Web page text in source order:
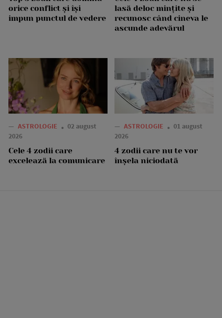
orice conflict și își
impun punctul de vedere
lasă deloc mințite și
recunosc când cineva le
ascunde adevărul
— ASTROLOGIE
02 august
2026
Cele 4 zodii care
excelează la comunicare
— ASTROLOGIE
01 august
2026
4 zodii care nu te vor
înșela niciodată